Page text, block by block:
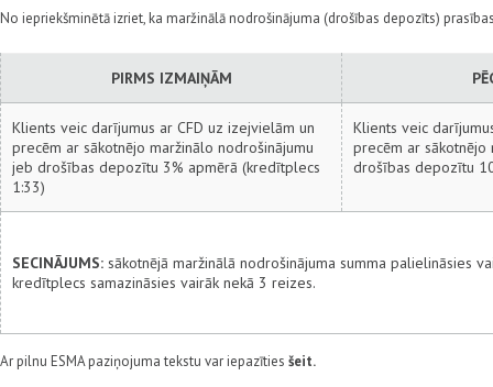
No iepriekšminētā izriet, ka maržinālā nodrošinājuma (drošības depozīts)
PIRMS IZMAIŅĀM
Klients veic darījumus ar CFD uz izejvielām un
precēm ar sākotnējo maržinālo nodrošinājumu
jeb drošības depozītu 3% apmērā (kredītplecs
1:33)
Klients veic
precēm ar
drošības depozītu
SECINĀJUMS: sākotnējā maržinālā nodrošinājuma summa palielināsies
kredītplecs samazināsies vairāk nekā 3 reizes.
Ar pilnu ESMA paziņojuma tekstu var iepazīties šeit.